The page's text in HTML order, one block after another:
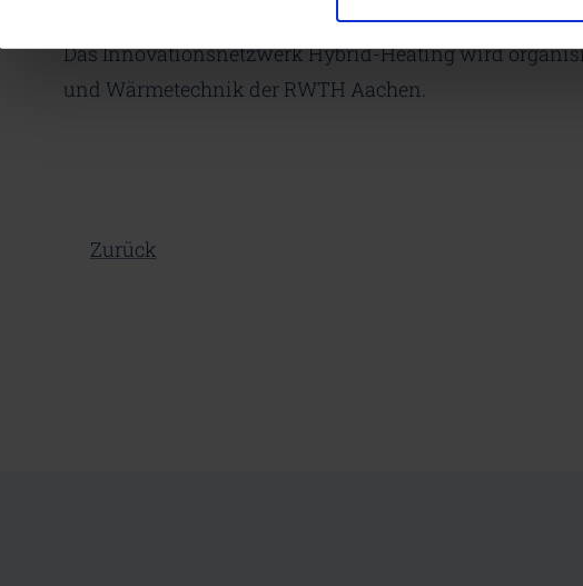
Das Innovationsnetzwerk Hybrid-Heating wird
und Wärmetechnik der RWTH Aachen.
Zurück